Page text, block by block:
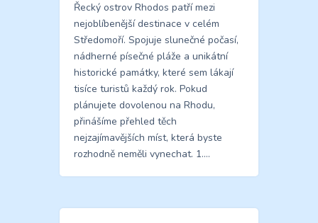
Řecký ostrov Rhodos patří mezi
nejoblíbenější destinace v celém
Středomoří. Spojuje slunečné počasí,
nádherné písečné pláže a unikátní
historické památky, které sem lákají
tisíce turistů každý rok. Pokud
plánujete dovolenou na Rhodu,
přinášíme přehled těch
nejzajímavějších míst, která byste
rozhodně neměli vynechat. 1.…